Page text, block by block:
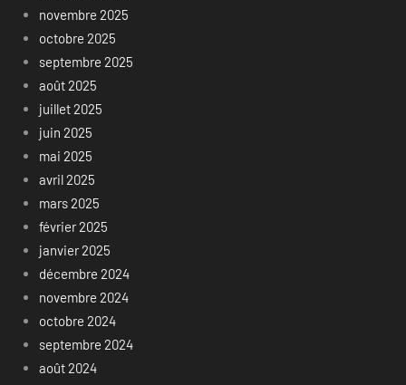
novembre 2025
octobre 2025
septembre 2025
août 2025
juillet 2025
juin 2025
mai 2025
avril 2025
mars 2025
février 2025
janvier 2025
décembre 2024
novembre 2024
octobre 2024
septembre 2024
août 2024